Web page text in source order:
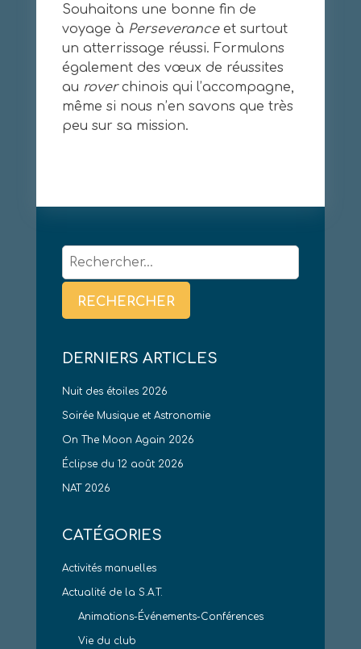
Souhaitons une bonne fin de
voyage à Perseveranceet surtout
un atterrissage réussi. Formulons
également des vœux de réussites
au roverchinois qui l’accompagne,
même si nous n’en savons que très
peu sur sa mission.
Rechercher :
DERNIERS ARTICLES
Nuit des étoiles 2026
Soirée Musique et Astronomie
On The Moon Again 2026
Éclipse du 12 août 2026
NAT 2026
CATÉGORIES
Activités manuelles
Actualité de la S.A.T.
Animations-Événements-Conférences
Vie du club